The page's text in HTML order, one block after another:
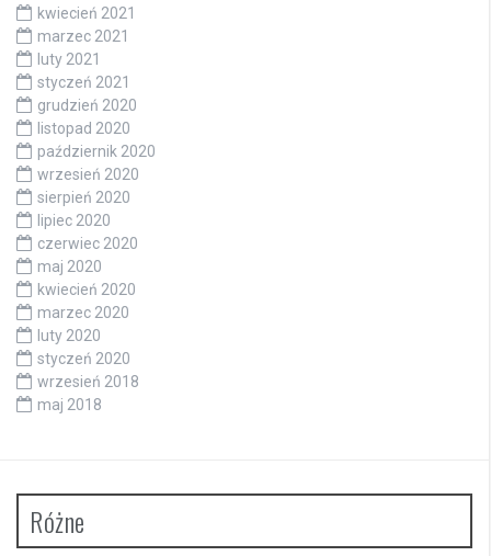
kwiecień 2021
marzec 2021
luty 2021
styczeń 2021
grudzień 2020
listopad 2020
październik 2020
wrzesień 2020
sierpień 2020
lipiec 2020
czerwiec 2020
maj 2020
kwiecień 2020
marzec 2020
luty 2020
styczeń 2020
wrzesień 2018
maj 2018
Różne